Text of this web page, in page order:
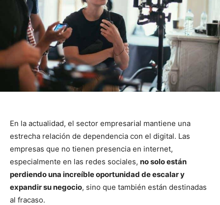
En la actualidad, el sector empresarial mantiene una
estrecha relación de dependencia con el digital. Las
empresas que no tienen presencia en internet,
especialmente en las redes sociales, no solo están
perdiendo una increíble oportunidad de escalar y
expandir su negocio, sino que también están destinadas
al fracaso.